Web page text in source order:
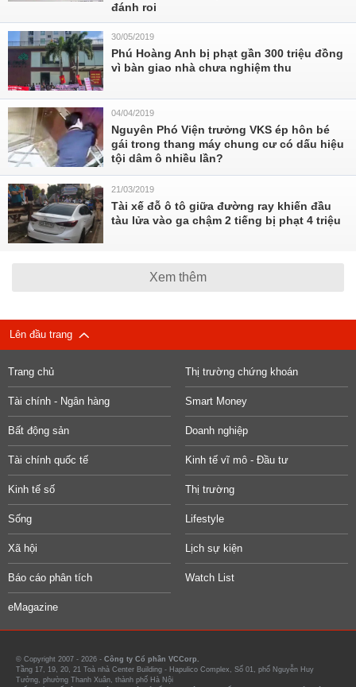
đánh roi
30/05/2019
Phú Hoàng Anh bị phạt gần 300 triệu đồng
vì bàn giao nhà chưa nghiệm thu
04/04/2019
Nguyên Phó Viện trưởng VKS ép hôn bé
gái trong thang máy chung cư có dấu hiệu
tội dâm ô nhiều lần?
21/03/2019
Tài xế đỗ ô tô giữa đường ray khiến đầu
tàu lửa vào ga chậm 2 tiếng bị phạt 4 triệu
Xem thêm
Lên đầu trang
Trang chủ Thị trường chứng khoán
Tài chính - Ngân hàng Smart Money
Bất động sản Doanh nghiệp
Tài chính quốc tế Kinh tế vĩ mô - Đầu tư
Kinh tế số Thị trường
Sống Lifestyle
Xã hội Lịch sự kiện
Báo cáo phân tích Watch List
eMagazine
© Copyright 2007 - 2026 - Công ty Cổ phần VCCorp.
Tầng 17, 19, 20, 21 Toà nhà Center Building - Hapulico Complex, Số 01, phố Nguyễn Huy
Tưởng, phường Thanh Xuân, thành phố Hà Nội